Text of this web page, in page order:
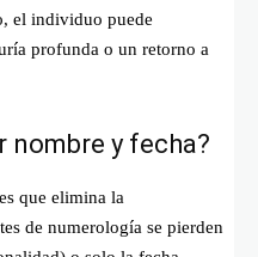
el individuo puede
profunda o un retorno a
nombre y fecha?
que elimina la
de numerología se pierden